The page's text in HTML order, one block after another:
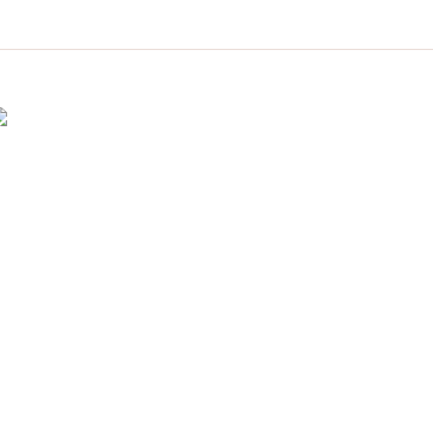
Schilddrüsenfunktion bei.
vor oxidativem Stress zu schützen.
vor oxidativem Stress zu schützen